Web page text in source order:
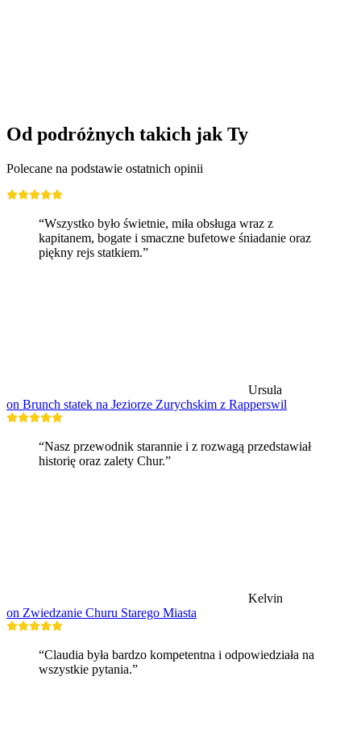
Od podróżnych takich jak Ty
Polecane na podstawie ostatnich opinii
“Wszystko było świetnie, miła obsługa wraz z
kapitanem, bogate i smaczne bufetowe śniadanie oraz
piękny rejs statkiem.”
Ursula
on Brunch statek na Jeziorze Zurychskim z Rapperswil
“Nasz przewodnik starannie i z rozwagą przedstawiał
historię oraz zalety Chur.”
Kelvin
on Zwiedzanie Churu Starego Miasta
“Claudia była bardzo kompetentna i odpowiedziała na
wszystkie pytania.”